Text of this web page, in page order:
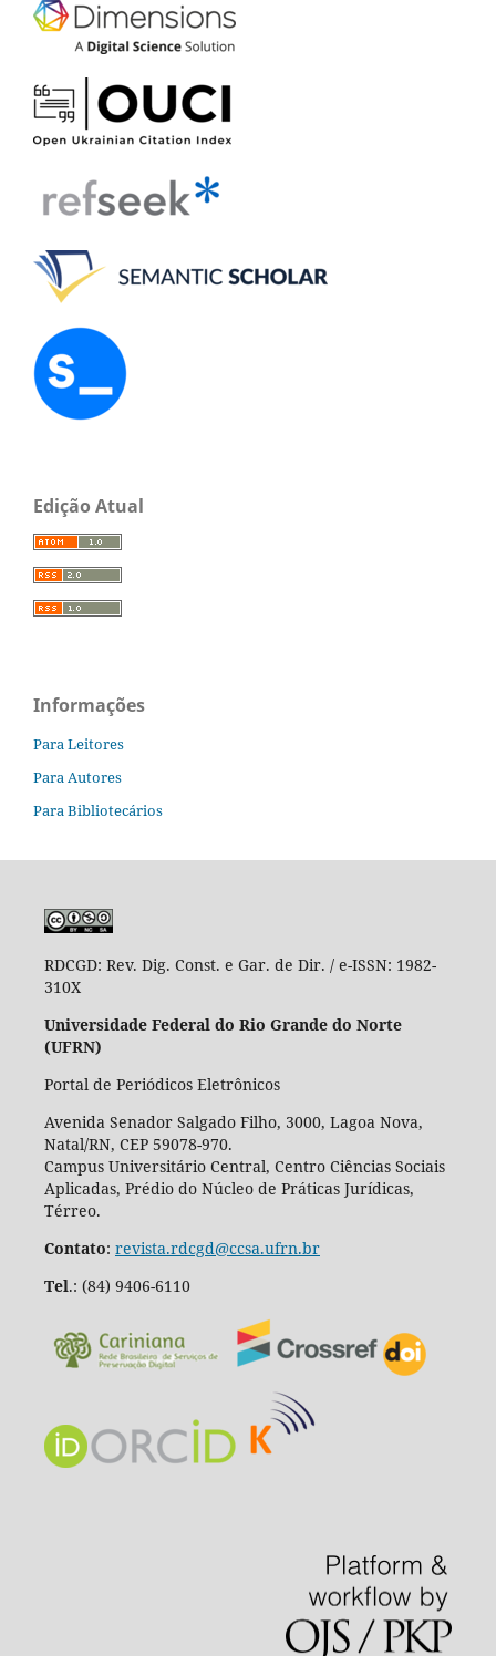
Edição Atual
Informações
Para Leitores
Para Autores
Para Bibliotecários
RDCGD: Rev. Dig. Const. e Gar. de Dir. / e-ISSN: 1982-
310X
Universidade Federal do Rio Grande do Norte
(UFRN)
Portal de Periódicos Eletrônicos
Avenida Senador Salgado Filho, 3000, Lagoa Nova,
Natal/RN, CEP 59078-970.
Campus Universitário Central, Centro Ciências Sociais
Aplicadas, Prédio do Núcleo de Práticas Jurídicas,
Térreo.
Contato: revista.rdcgd@ccsa.ufrn.br
Tel.: (84) 9406-6110